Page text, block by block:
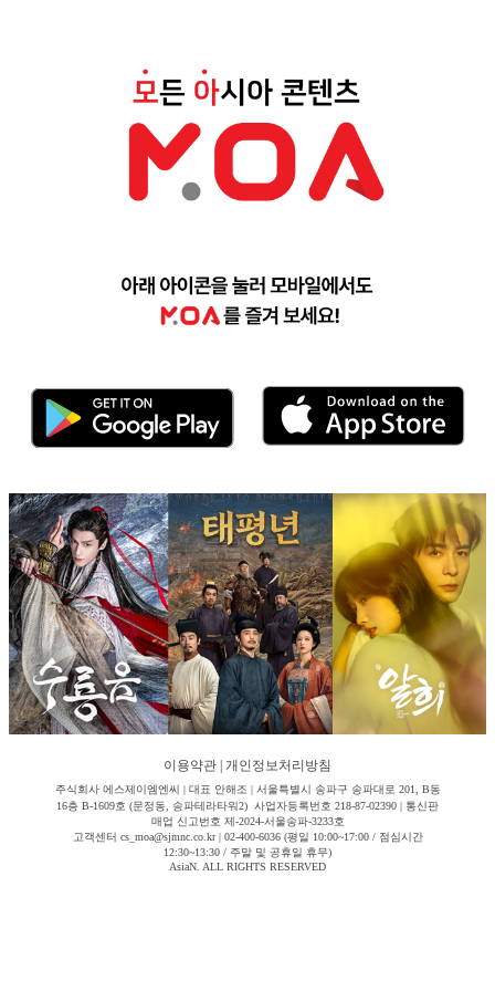
이용약관 개인정보처리방침
주식회사 에스제이엠엔씨 | 대표 안해조 | 서울특별시 송파구 송파대로 201, B동
16층 B-1609호 (문정동, 송파테라타워2) 사업자등록번호 218-87-02390 | 통신판
매업 신고번호 제-2024-서울송파-3233호
고객센터 cs_moa@sjmnc.co.kr | 02-400-6036 (평일 10:00~17:00 / 점심시간
12:30~13:30 / 주말 및 공휴일 휴무)
AsiaN. ALL RIGHTS RESERVED